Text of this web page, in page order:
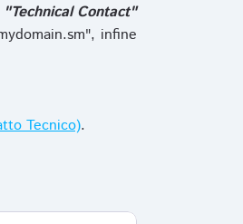
"Technical Contact"
infine
Tecnico).